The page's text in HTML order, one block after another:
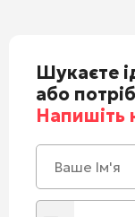
Шукаєте
або
Напишіть